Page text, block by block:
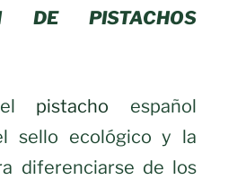
DE PISTACHOS
pistacho español
sello ecológico y la
diferenciarse de los